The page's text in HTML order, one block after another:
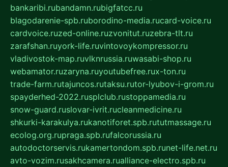
bankaribi.rubandamn.rubigfatcc.ru
blagodarenie-spb.ruborodino-media.rucard-voice.ru
cardvoice.ruzed-online.ruzvonitut.ruzebra-tlt.ru
zarafshan.ruyork-life.ruvintovoykompressor.ru
vladivostok-map.ruvlknrussia.ruwasabi-shop.ru
webamator.ruzaryna.ruyoutubefree.rux-ton.ru
trade-farm.rutajuncos.rutaksu.rutor-lyubov-i-grom.ru
spayderhed-2022.rusplclub.rustoppamedia.ru
snow-guard.ruslovar-ivrit.rucleanmedicine.ru
shkurki-karakulya.rukanotiforet.spb.rututmassage.ru
ecolog.org.rupraga.spb.rufalcorussia.ru
autodoctorservis.rukamertondom.spb.runet-life.net.ru
avto-vozim.rusakhcamera.rualliance-electro.spb.ru